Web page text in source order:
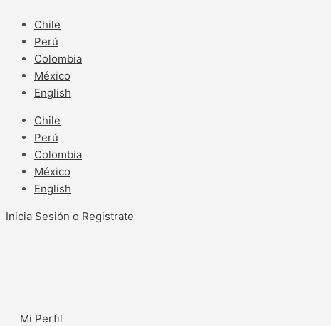
contenido
Chile
Perú
Colombia
México
English
Chile
Perú
Colombia
México
English
Inicia Sesión o Registrate
Mi Perfil